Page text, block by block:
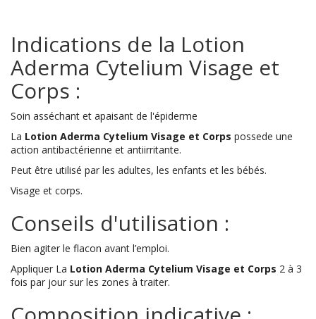
Indications de la Lotion
Aderma Cytelium Visage et
Corps :
Soin asséchant et apaisant de l'épiderme
La Lotion Aderma Cytelium Visage et Corps possede une
action antibactérienne et antiirritante.
Peut être utilisé par les adultes, les enfants et les bébés.
Visage et corps.
Conseils d'utilisation :
Bien agiter le flacon avant l’emploi.
Appliquer La Lotion Aderma Cytelium Visage et Corps 2 à 3
fois par jour sur les zones à traiter.